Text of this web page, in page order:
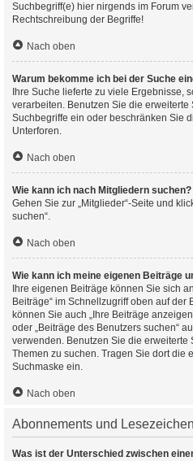
Suchbegriff(e) hier nirgends im Forum
Rechtschreibung der Begriffe!
Nach oben
Warum bekomme ich bei der Suche
Ihre Suche lieferte zu viele Ergebnisse,
verarbeiten. Benutzen Sie die
Suchbegriffe ein oder beschränken Sie
Unterforen.
Nach oben
Wie kann ich nach Mitgliedern suchen?
Gehen Sie zur „Mitglieder“-Seite und
suchen“.
Nach oben
Wie kann ich meine eigenen Beiträge
Ihre eigenen Beiträge können Sie sich
Beiträge“ im Schnellzugriff oben auf
können Sie auch „Ihre Beiträge
oder „Beiträge des Benutzers suchen“
verwenden. Benutzen Sie die erweiterte
Themen zu suchen. Tragen Sie dort die
Suchmaske ein.
Nach oben
Abonnements und Lesezeichen
Was ist der Unterschied zwischen